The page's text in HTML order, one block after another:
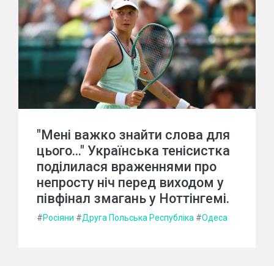
"Мені важко знайти слова для
цього..." Українська тенісистка
поділилася враженнями про
непросту ніч перед виходом у
півфінал змагань у Ноттінгемі.
#Росіяни #Друга Польська Республіка #Одеса